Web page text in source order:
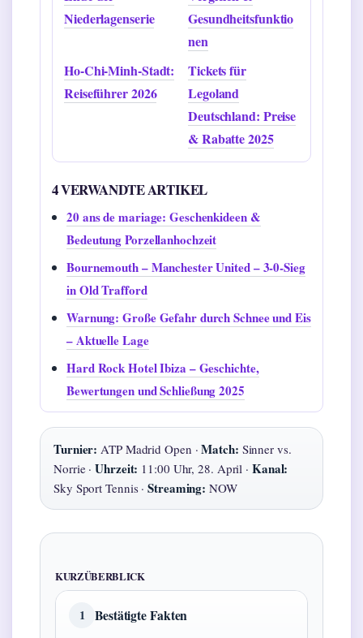
Niederlagenserie
Gesundheitsfunktio
nen
Ho-Chi-Minh-Stadt:
Reiseführer 2026
Tickets für
Legoland
Deutschland: Preise
& Rabatte 2025
4 VERWANDTE ARTIKEL
20 ans de mariage: Geschenkideen &
Bedeutung Porzellanhochzeit
Bournemouth – Manchester United – 3-0-Sieg
in Old Trafford
Warnung: Große Gefahr durch Schnee und Eis
– Aktuelle Lage
Hard Rock Hotel Ibiza – Geschichte,
Bewertungen und Schließung 2025
Turnier: ATP Madrid Open ·Match: Sinner vs.
Norrie ·Uhrzeit: 11:00 Uhr, 28. April · Kanal:
Sky Sport Tennis ·Streaming: NOW
KURZÜBERBLICK
1 Bestätigte Fakten